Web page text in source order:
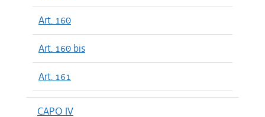
Art. 160
Art. 160 bis
Art. 161
CAPO IV